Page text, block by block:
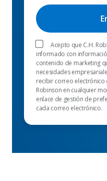
Acepto que C.H.
informado con
contenido de marketing
necesidades
recibir correo electrónico
Robinson en cualquier
enlace de gestión de
cada correo electrónico.